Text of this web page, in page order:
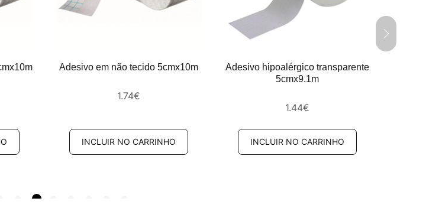
Adesivo em não tecido 5cmx10m
1.74€
INCLUIR NO CARRINHO
Adesivo hipoalérgico transparente
5cmx9.1m
1.44€
INCLUIR NO CARRINHO